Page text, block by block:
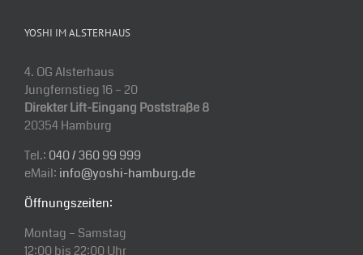
YOSHI IM ALSTERHAUS
4. OG Alsterhaus
Jungfernstieg 16 – 20
Direkter Lift-Eingang Poststraße 8
20354 Hamburg
Tel.: 040 / 360 99 999
eMail: info@yoshi-hamburg.de
Öffnungszeiten:
Montag – Samstag
12:00 bis 22:00 Uhr